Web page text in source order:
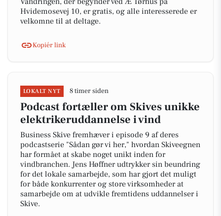
Hvidemosevej 10, er gratis, og alle interesserede er
velkomne til at deltage.
Kopiér link
LOKALT NYT 8 timer siden
Podcast fortæller om Skives unikke
elektrikeruddannelse i vind
Business Skive fremhæver i episode 9 af deres
podcastserie "Sådan gør vi her," hvordan Skiveegnen
har formået at skabe noget unikt inden for
vindbranchen. Jens Høffner udtrykker sin beundring
for det lokale samarbejde, som har gjort det muligt
for både konkurrenter og store virksomheder at
samarbejde om at udvikle fremtidens uddannelser i
Skive.